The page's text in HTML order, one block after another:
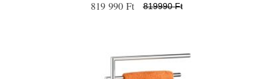
819 990 Ft 819990 Ft